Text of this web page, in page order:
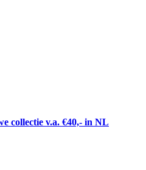
collectie v.a. €40,- in NL